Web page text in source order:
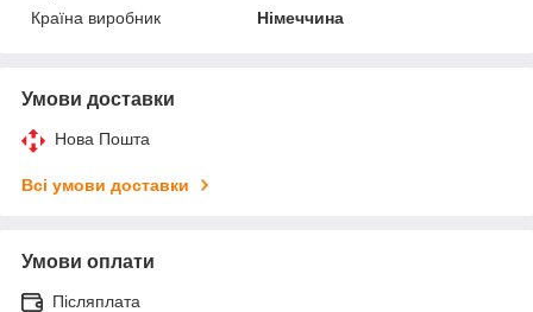
Країна виробник
Німеччина
Умови доставки
Нова Пошта
Всі умови доставки
Умови оплати
Післяплата